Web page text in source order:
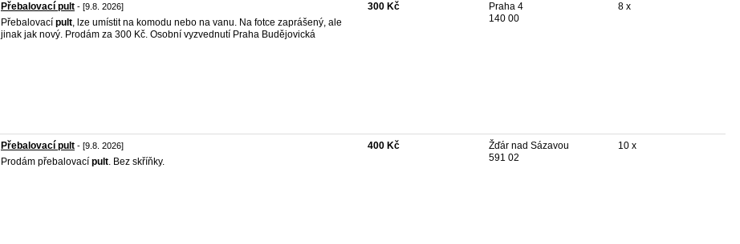
Přebalovací pult - [9.8. 2026]
Přebalovací pult, lze umístit na komodu nebo na vanu. Na fotce zaprášený, ale
jinak jak nový. Prodám za 300 Kč. Osobní vyzvednutí Praha Budějovická
300 Kč
Praha 4
140 00
8 x
Přebalovací pult - [9.8. 2026]
Prodám přebalovací pult. Bez skříňky.
400 Kč
Žďár nad Sázavou
591 02
10 x